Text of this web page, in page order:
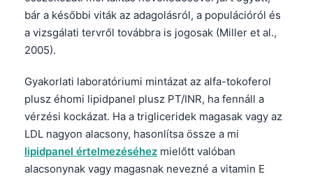
bár a későbbi viták az adagolásról, a populációról és
a vizsgálati tervről továbbra is jogosak (Miller et al.,
2005).
Gyakorlati laboratóriumi mintázat az alfa-tokoferol
plusz éhomi lipidpanel plusz PT/INR, ha fennáll a
vérzési kockázat. Ha a trigliceridek magasak vagy az
LDL nagyon alacsony, hasonlítsa össze a mi
lipidpanel értelmezéséhez mielőtt valóban
alacsonynak vagy magasnak nevezné a vitamin E
ဗမာစာ
ភាសាខ្មែរ
Kiswahili
O‘zbekcha